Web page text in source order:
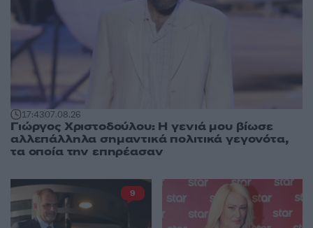
17:4307.08.26
Γιώργος Χριστοδούλου: Η γενιά μου βίωσε
αλλεπάλληλα σημαντικά πολιτικά γεγονότα,
τα οποία την επηρέασαν
9